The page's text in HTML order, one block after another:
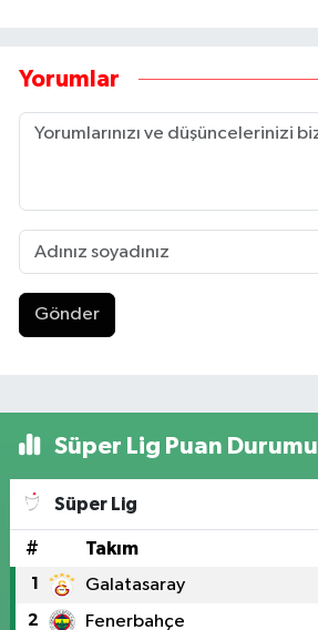
Yorumlar
Gönder
Süper Lig Puan Durumu
Süper Lig
# Takım
1 Galatasaray
2 Fenerbahçe